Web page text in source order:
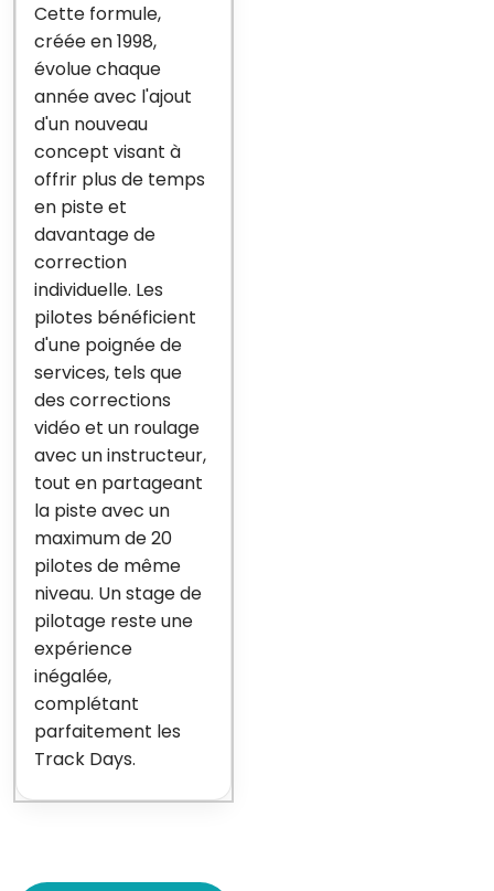
Cette formule,
créée en 1998,
évolue chaque
année avec l'ajout
d'un nouveau
concept visant à
offrir plus de temps
en piste et
davantage de
correction
individuelle. Les
pilotes bénéficient
d'une poignée de
services, tels que
des corrections
vidéo et un roulage
avec un instructeur,
tout en partageant
la piste avec un
maximum de 20
pilotes de même
niveau. Un stage de
pilotage reste une
expérience
inégalée,
complétant
parfaitement les
Track Days.